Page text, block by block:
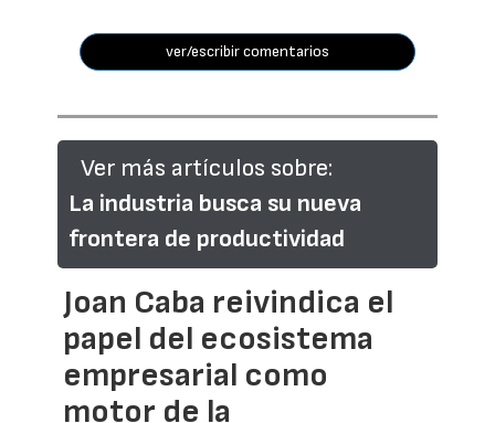
ver/escribir comentarios
Ver más artículos sobre:
La industria busca su nueva
frontera de productividad
Joan Caba reivindica el
papel del ecosistema
empresarial como
motor de la